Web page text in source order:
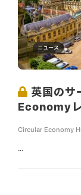
ニュース
英国の
Economy
Circular Economy
...